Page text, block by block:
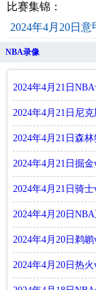
比赛集锦：
2024年4月20日
NBA录像
2024年4月21日
2024年4月21日尼
2024年4月21日森
2024年4月21日掘
2024年4月21日骑
2024年4月20日
2024年4月20日鹈
2024年4月20日热